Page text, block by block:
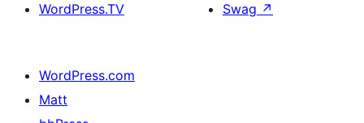
WordPress.TV
Swag ↗
WordPress.com
Matt